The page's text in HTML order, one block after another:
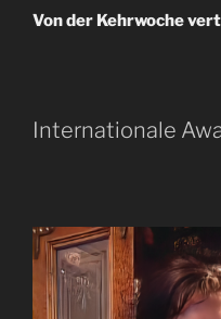
Beitrag
Von der Kehrwoche
Internationale